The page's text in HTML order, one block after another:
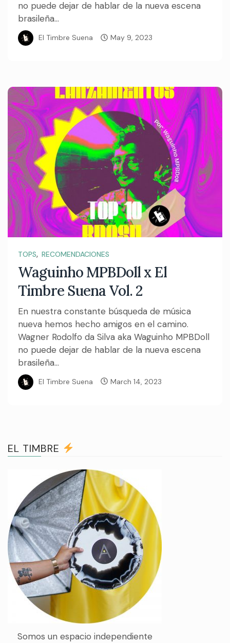
no puede dejar de hablar de la nueva escena
brasileña...
El Timbre Suena May 9, 2023
TOPS, RECOMENDACIONES
Waguinho MPBDoll x El
Timbre Suena Vol. 2
En nuestra constante búsqueda de música
nueva hemos hecho amigos en el camino.
Wagner Rodolfo da Silva aka Waguinho MPBDoll
no puede dejar de hablar de la nueva escena
brasileña...
El Timbre Suena March 14, 2023
EL TIMBRE
Somos un espacio independiente